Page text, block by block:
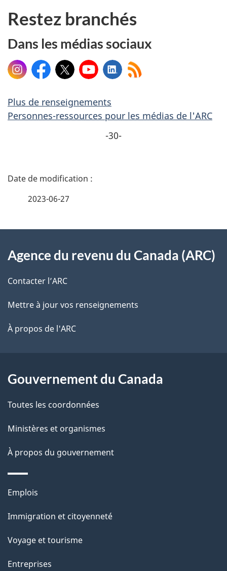
Restez branchés
Dans les médias sociaux
InstagramFacebook
X YouTubeLinkedIn
Plus de renseignements
Personnes-ressources pour les médias de l'ARC
-30-
D
i
l
s
d
l
p
a
g
e
2023-06-27
propos
de
ce
site
Agence du revenu du Canada (ARC)
Contacter l’ARC
Mettre à jour vos renseignements
À propos de l'ARC
Gouvernement du Canada
Toutes les coordonnées
Ministères et organismes
À propos du gouvernement
Thèmes
sujets
Emplois
Immigration et citoyenneté
Voyage et tourisme
Entreprises